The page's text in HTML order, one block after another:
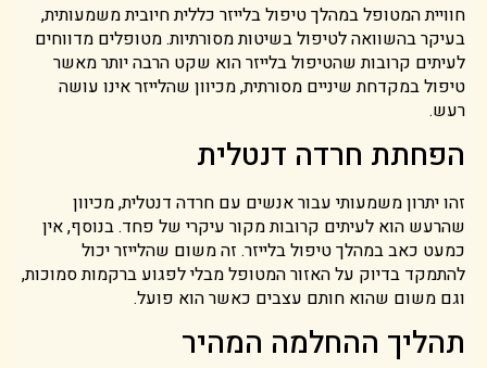
חוויית המטופל במהלך טיפול בלייזר כללית חיובית משמעותית,
בעיקר בהשוואה לטיפול בשיטות מסורתיות. מטופלים מדווחים
לעיתים קרובות שהטיפול בלייזר הוא שקט הרבה יותר מאשר
טיפול במקדחת שיניים מסורתית, מכיוון שהלייזר אינו עושה
רעש.
הפחתת חרדה דנטלית
זהו יתרון משמעותי עבור אנשים עם חרדה דנטלית, מכיוון
שהרעש הוא לעיתים קרובות מקור עיקרי של פחד. בנוסף, אין
כמעט כאב במהלך טיפול בלייזר. זה משום שהלייזר יכול
להתמקד בדיוק על האזור המטופל מבלי לפגוע ברקמות סמוכות,
וגם משום שהוא חותם עצבים כאשר הוא פועל.
תהליך ההחלמה המהיר